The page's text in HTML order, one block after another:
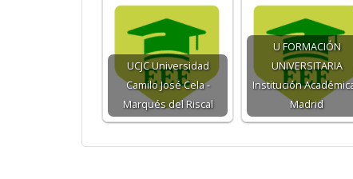
UCJC Universidad
Camilo José Cela -
Marqués del Riscal
U FORMACIÓN
UNIVERSITARIA
Institución
Madrid